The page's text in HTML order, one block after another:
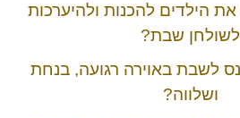
להכנות ולהיערכות
שבת?
באוירה רגועה, בנחת